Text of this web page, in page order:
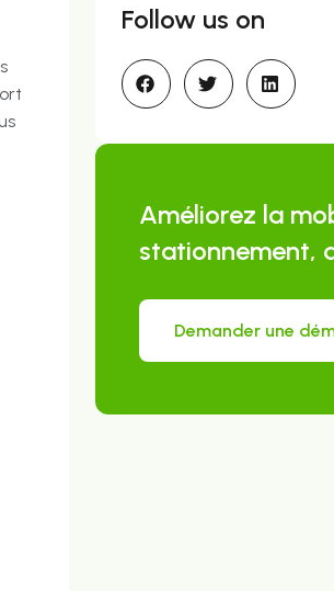
Follow us on
Améliorez la
stationnement,
Demander une